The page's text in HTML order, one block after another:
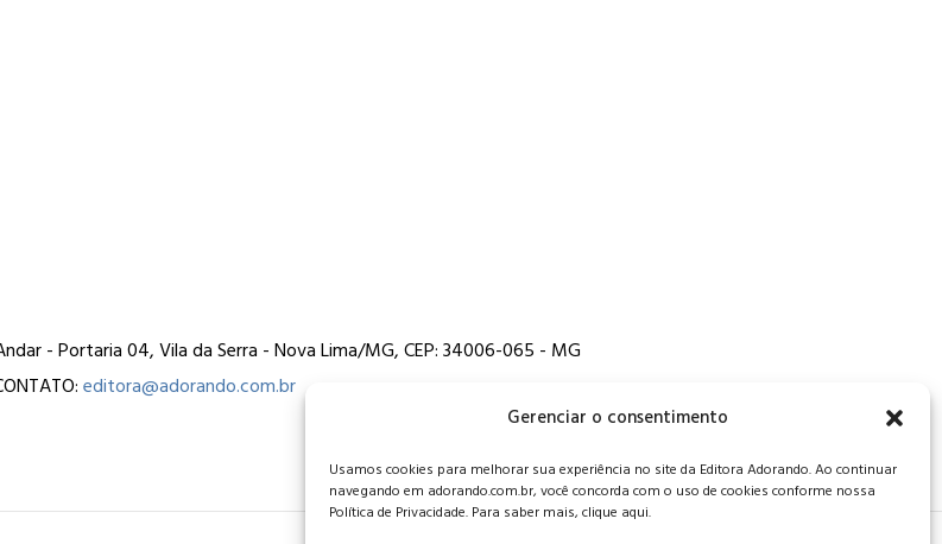
Gerenciar o consentimento
Usamos cookies para melhorar sua experiência no site da Editora Adorando. Ao continuar
navegando em adorando.com.br, você concorda com o uso de cookies conforme nossa
Política de Privacidade. Para saber mais, clique aqui.
- Portaria 04, Vila da Serra - Nova Lima/MG, CEP: 34006-065 - MG
editora@adorando.com.br